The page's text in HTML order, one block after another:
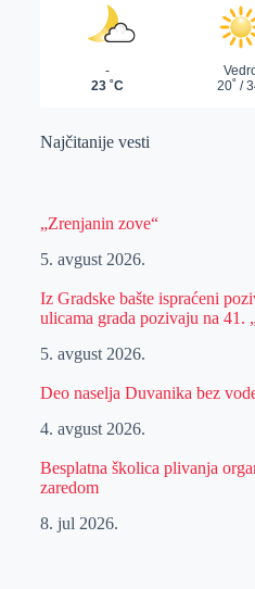
Najčitanije vesti
„Zrenjanin zove“
5. avgust 2026.
Iz Gradske bašte ispraćeni
ulicama grada pozivaju na 41.
5. avgust 2026.
Deo naselja Duvanika bez
4. avgust 2026.
Besplatna školica plivanja
zaredom
8. jul 2026.